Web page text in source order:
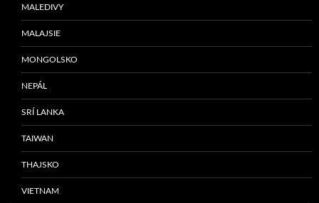
MALEDIVY
MALAJSIE
MONGOLSKO
NEPÁL
SRÍ LANKA
TAIWAN
THAJSKO
VIETNAM